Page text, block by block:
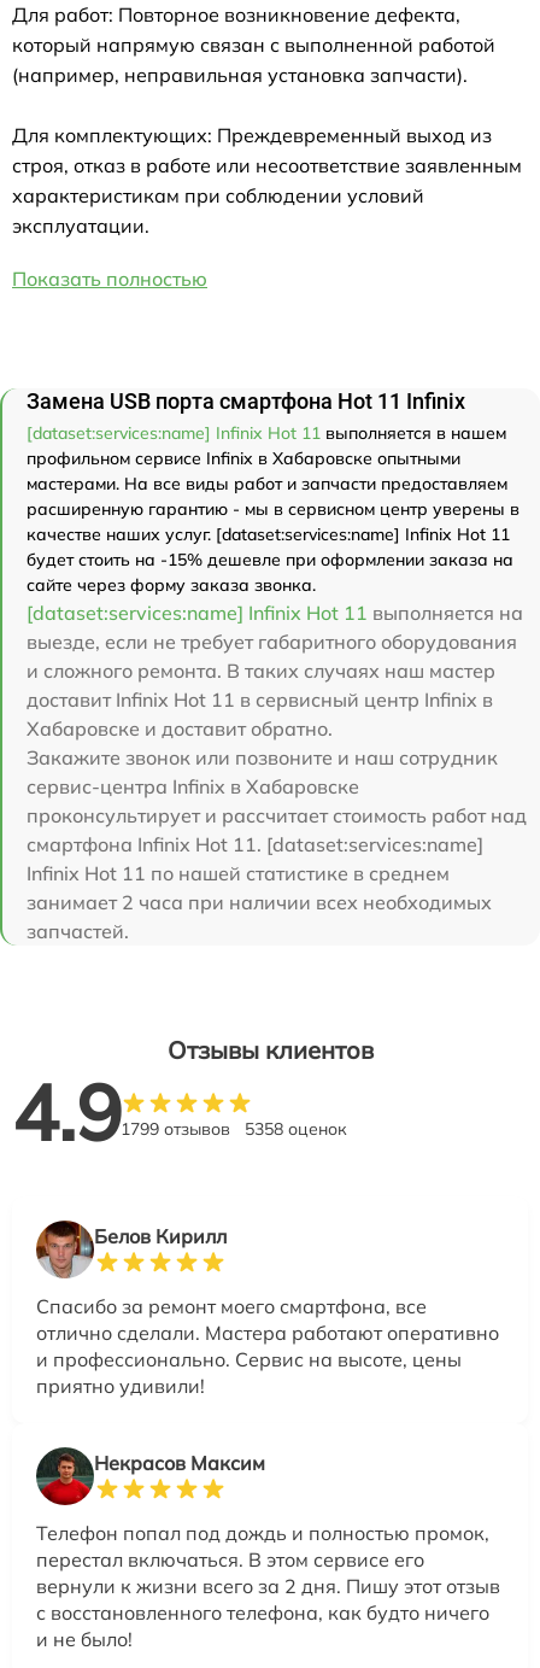
Для работ: Повторное возникновение дефекта,
который напрямую связан с выполненной работой
(например, неправильная установка запчасти).
Для комплектующих: Преждевременный выход из
строя, отказ в работе или несоответствие заявленным
характеристикам при соблюдении условий
эксплуатации.
Показать полностью
Замена USB порта смартфона Hot 11 Infinix
[dataset:services:name] Infinix Hot 11 выполняется в нашем
профильном сервисе Infinix в Хабаровске опытными
мастерами. На все виды работ и запчасти предоставляем
расширенную гарантию - мы в сервисном центр уверены в
качестве наших услуг. [dataset:services:name] Infinix Hot 11
будет стоить на -15% дешевле при оформлении заказа на
сайте через форму заказа звонка.
[dataset:services:name] Infinix Hot 11 выполняется на
выезде, если не требует габаритного оборудования
и сложного ремонта. В таких случаях наш мастер
доставит Infinix Hot 11 в сервисный центр Infinix в
Хабаровске и доставит обратно.
Закажите звонок или позвоните и наш сотрудник
сервис-центра Infinix в Хабаровске
проконсультирует и рассчитает стоимость работ над
смартфона Infinix Hot 11. [dataset:services:name]
Infinix Hot 11 по нашей статистике в среднем
занимает 2 часа при наличии всех необходимых
запчастей.
Отзывы клиентов
4.91799 отзывов 5358 оценок
Белов Кирилл
Спасибо за ремонт моего смартфона, все
отлично сделали. Мастера работают оперативно
и профессионально. Сервис на высоте, цены
приятно удивили!
Некрасов Максим
Телефон попал под дождь и полностью промок,
перестал включаться. В этом сервисе его
вернули к жизни всего за 2 дня. Пишу этот отзыв
с восстановленного телефона, как будто ничего
и не было!